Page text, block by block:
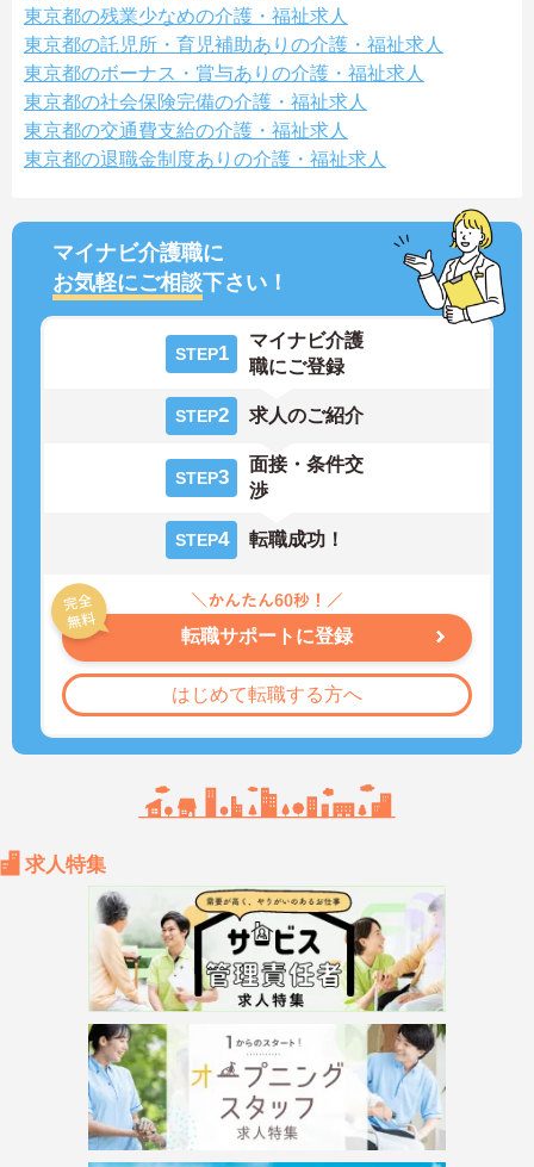
東京都の残業少なめの介護・福祉求人
東京都の託児所・育児補助ありの介護・福祉求人
東京都のボーナス・賞与ありの介護・福祉求人
東京都の社会保険完備の介護・福祉求人
東京都の交通費支給の介護・福祉求人
東京都の退職金制度ありの介護・福祉求人
マイナビ介護職に
お気軽にご相談下さい！
STEP1
マイナビ介護
職にご登録
STEP2 求人のご紹介
STEP3
面接・条件交
渉
STEP4 転職成功！
転職サポートに登録
はじめて転職する方へ
求人特集